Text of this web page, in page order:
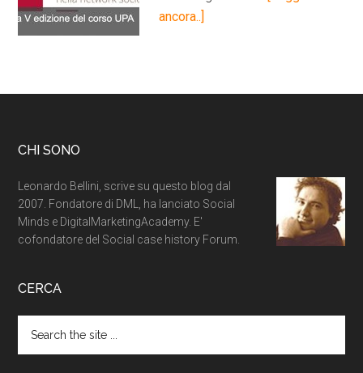
ancora..]
CHI SONO
Leonardo Bellini, scrive su questo blog dal
2007. Fondatore di DML, ha lanciato Social
Minds e DigitalMarketingAcademy. E'
cofondatore del Social case history Forum.
CERCA